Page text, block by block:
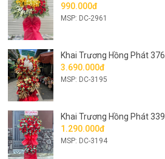
990.000đ
MSP: DC-2961
Khai Trương Hồng Phát 376
3.690.000đ
MSP: DC-3195
Khai Trương Hồng Phát 339
1.290.000đ
MSP: DC-3194